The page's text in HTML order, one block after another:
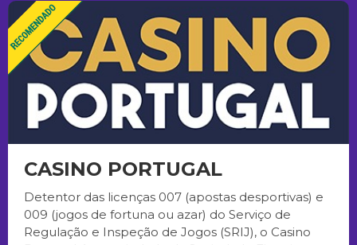
CASINO PORTUGAL
Detentor das licenças 007 (apostas desportivas) e
009 (jogos de fortuna ou azar) do Serviço de
Regulação e Inspeção de Jogos (SRIJ), o Casino